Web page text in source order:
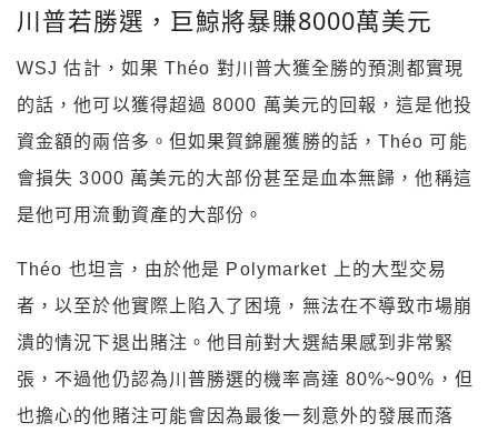
川普若勝選，巨鯨將暴賺8000萬美元
WSJ 估計，如果 Théo 對川普大獲全勝的預測都實現
的話，他可以獲得超過 8000 萬美元的回報，這是他投
資金額的兩倍多。但如果賀錦麗獲勝的話，Théo 可能
會損失 3000 萬美元的大部份甚至是血本無歸，他稱這
是他可用流動資產的大部份。
Théo 也坦言，由於他是 Polymarket 上的大型交易
者，以至於他實際上陷入了困境，無法在不導致市場崩
潰的情況下退出賭注。他目前對大選結果感到非常緊
張，不過他仍認為川普勝選的機率高達 80%~90%，但
也擔心的他賭注可能會因為最後一刻意外的發展而落